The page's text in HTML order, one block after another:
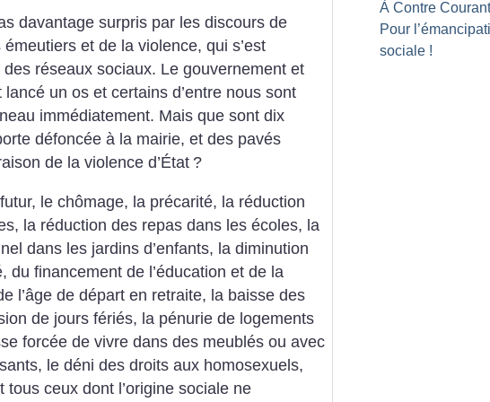
davantage surpris par les discours de
émeutiers et de la violence, qui s’est
réseaux sociaux. Le gouvernement et
lancé un os et certains d’entre nous sont
immédiatement. Mais que sont dix
défoncée à la mairie, et des pavés
de la violence d’État ?
le chômage, la précarité, la réduction
la réduction des repas dans les écoles, la
dans les jardins d’enfants, la diminution
du financement de l’éducation et de la
l’âge de départ en retraite, la baisse des
de jours fériés, la pénurie de logements
forcée de vivre dans des meublés ou avec
le déni des droits aux homosexuels,
tous ceux dont l’origine sociale ne
À Contre
Pour
sociale !